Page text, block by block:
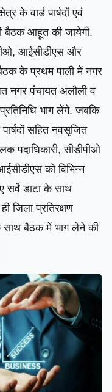
के वार्ड पार्षदों एवं
बैठक आहूत की जायेगी.
आईसीडीएस और
बैठक के प्रथम पाली में नगर
नगर पंचायत अलौली व
भाग लेंगे. जबकि
सहित नवसृजित
पदाधिकारी, सीडीपीओ
को विभिन्न
सर्वे डाटा के साथ
जिला प्रतिरक्षण
साथ बैठक में भाग लेने की